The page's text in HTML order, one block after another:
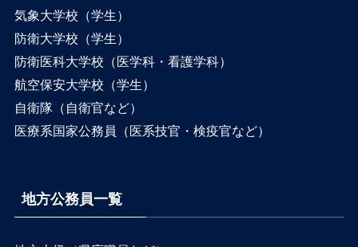
気象大学校（学生）
防衛大学校（学生）
防衛医科大学校（医学科・看護学科）
航空保安大学校（学生）
自衛隊（自衛官など）
医療系国家公務員（医系技官・検疫官など）
地方公務員一覧